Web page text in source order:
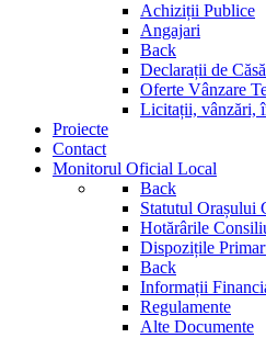
Achiziții Publice
Angajari
Back
Declarații de
Oferte Vânzare
Licitații, vânzări,
Proiecte
Contact
Monitorul Oficial Local
Back
Statutul Orașului
Hotărârile
Dispozițile
Back
Informații
Regulamente
Alte Documente